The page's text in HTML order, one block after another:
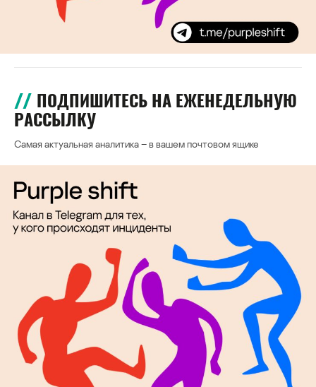
ПОДПИШИТЕСЬ НА ЕЖЕНЕДЕЛЬНУЮ
РАССЫЛКУ
Самая актуальная аналитика – в вашем почтовом ящике